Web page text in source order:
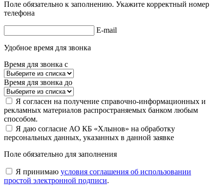
Поле обязательно к заполнению. Укажите корректный номер
телефона
E-mail
Удобное время для звонка
Время для звонка с
Время для звонка до
Я согласен на получение справочно-информационных и
рекламных материалов распространяемых банком любым
способом.
Я даю согласие АО КБ «Хлынов» на обработку
персональных данных, указанных в данной заявке
Поле обязательно для заполнения
Я принимаю условия соглашения об использовании
простой электронной подписи.